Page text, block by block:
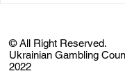
© All Right Reserved.
Ukrainian Gambling
2022